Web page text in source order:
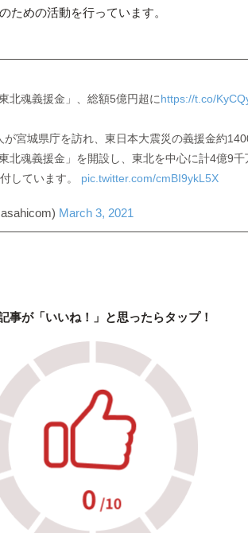
ための活動を行っています。
北魂義援金」、総額5億円超にhttps://t.co/
が宮城県庁を訪れ、東日本大震災の義援金約
北魂義援金」を開設し、東北を中心に計4億9
しています。 pic.twitter.com/cmBI9ykL5X
March 3, 2021
事が「いいね！」と思ったらタップ！